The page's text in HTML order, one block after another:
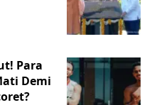
Para
Demi